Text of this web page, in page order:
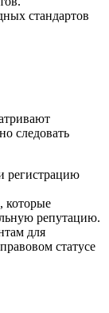
стандартов
следовать
регистрацию
которые
репутацию.
для
статусе